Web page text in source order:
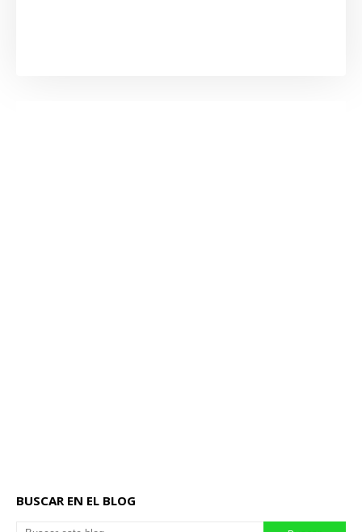
BUSCAR EN EL BLOG